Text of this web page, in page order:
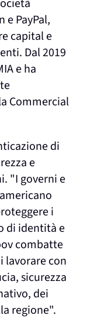
e PayPal,
capital e
Dal 2019
e ha
Commercial
di
e
"I governi e
i
di identità e
combatte
lavorare con
sicurezza
dei
regione".